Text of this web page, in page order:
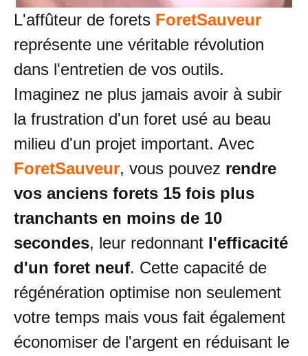
L'affûteur de forets ForetSauveur
représente une véritable révolution
dans l'entretien de vos outils.
Imaginez ne plus jamais avoir à subir
la frustration d'un foret usé au beau
milieu d'un projet important. Avec
ForetSauveur, vous pouvez rendre
vos anciens forets 15 fois plus
tranchants en moins de 10
secondes, leur redonnant l'efficacité
d'un foret neuf. Cette capacité de
régénération optimise non seulement
votre temps mais vous fait également
économiser de l'argent en réduisant le